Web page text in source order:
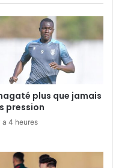
plus que jamais
pression
a 4 heures